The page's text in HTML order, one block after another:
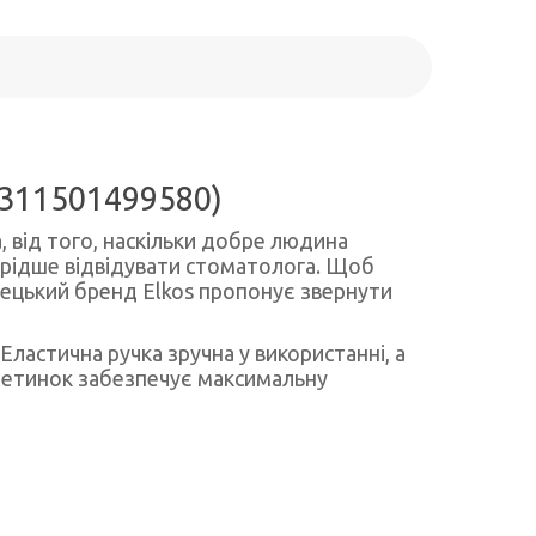
від того, наскільки добре людина
відвідувати стоматолога. Щоб
бренд Elkos пропонує звернути
ручка зручна у використанні, а
забезпечує максимальну